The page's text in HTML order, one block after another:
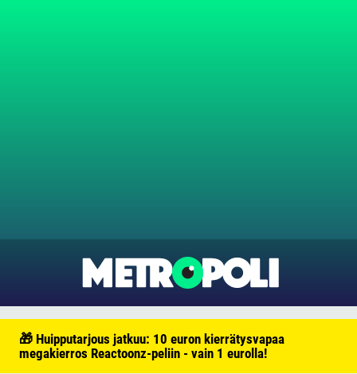
🎁 Huipputarjous jatkuu: 10 euron kierrätysvapaa
megakierros Reactoonz-peliin - vain 1 eurolla!